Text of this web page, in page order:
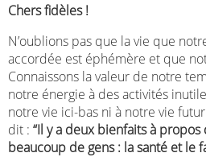
Chers fidèles !
N’oublions pas que la vie que
accordée est éphémère et que
Connaissons la valeur de notre
notre énergie à des activités
notre vie ici-bas ni à notre vie
dit : “Il y a deux bienfaits à
beaucoup de gens : la santé et le